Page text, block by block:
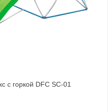
с горкой DFC SC-01